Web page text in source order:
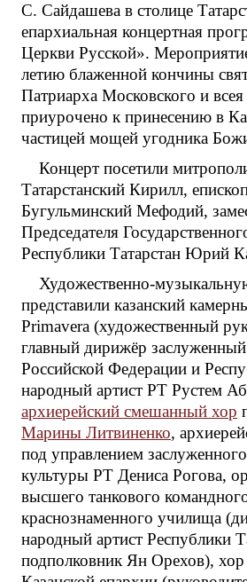
С. Сайдашева в столице
епархиальная концертная
Церкви Русской».
летию блаженной кончины
Патриарха Московского и
приурочено к принесению в
частицей мощей угодника
Концерт посетили
Татарстанский Кирилл,
Бугульминский Мефодий,
Председателя
Республики Татарстан Юрий
Художественно-
представили казанский
Primavera (художественный
главный дирижёр заслуженный
Российской Федерации и
народный артист РТ Рустем
архиерейский смешанный хор
Марины Литвиненко,
под управлением
культуры РТ Дениса Рогова,
высшего танкового
краснознаменного училища
народный артист Республики
подполковник Ян Орехов), хор